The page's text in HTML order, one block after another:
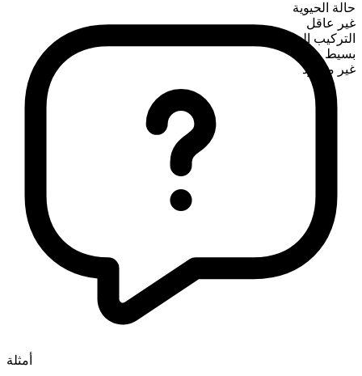
حالة الحيوية
غير عاقل
التركيب الصرفي
بسيط
غير معدود
أمثلة